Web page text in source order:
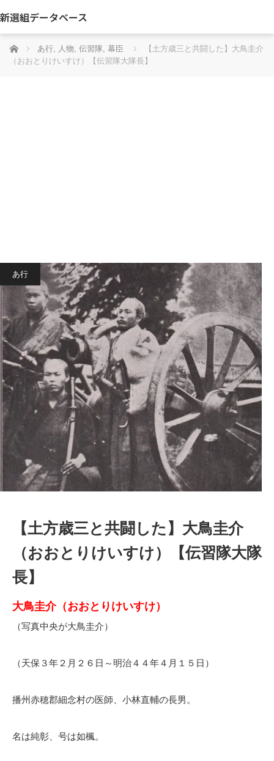
新選組データベース
ホーム あ行, 人物, 伝習隊, 幕臣
【土方歳三と共闘した】大鳥圭介
（おおとりけいすけ）【伝習隊大隊長】
あ行
【土方歳三と共闘した】大鳥圭介
（おおとりけいすけ）【伝習隊大隊
長】
大鳥圭介（おおとりけいすけ）
（写真中央が大鳥圭介）
（天保３年２月２６日～明治４４年４月１５日）
播州赤穂郡細念村の医師、小林直輔の長男。
名は純彰、号は如楓。